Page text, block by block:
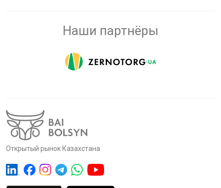
Наши партнёры
Открытый рынок Казахстана